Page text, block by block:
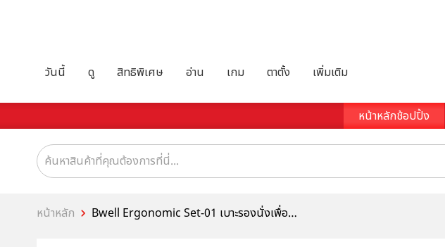
วันนี้ ดู สิทธิพิเศษ อ่าน เกม ตาตั้ง เพิ่มเติม
หน้าหลักช้อปปิ้ง
หน้าหลัก
Bwell Ergonomic Set-01 เบาะรองนั่งเพื่อ